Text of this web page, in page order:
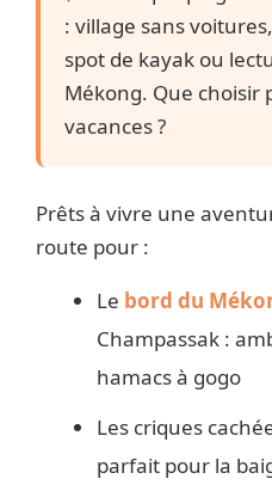
: village sans
spot de kayak ou
Mékong. Que choisir
vacances ?
Prêts à vivre une
route pour :
Le bord du
Champassak :
hamacs à gogo
Les criques
parfait pour la